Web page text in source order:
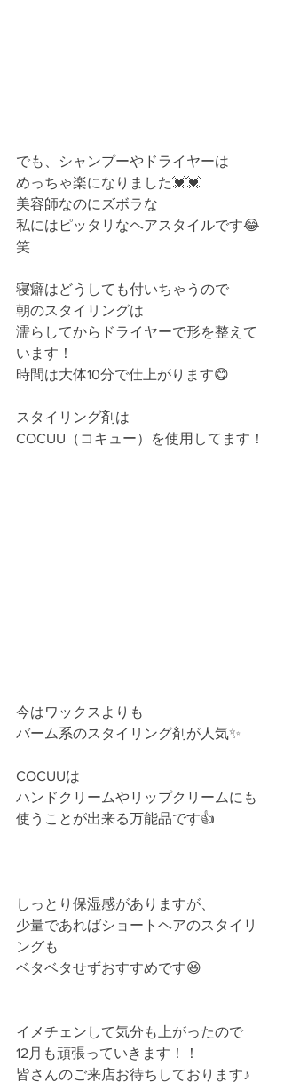
でも、シャンプーやドライヤーは
めっちゃ楽になりました💓💓
美容師なのにズボラな
私にはピッタリなヘアスタイルです😂
笑
寝癖はどうしても付いちゃうので
朝のスタイリングは
濡らしてからドライヤーで形を整えて
います！
時間は大体10分で仕上がります😋
スタイリング剤は
COCUU（コキュー）を使用してます！
今はワックスよりも
バーム系のスタイリング剤が人気✨
COCUUは
ハンドクリームやリップクリームにも
使うことが出来る万能品です👍
しっとり保湿感がありますが、
少量であればショートヘアのスタイリ
ングも
ベタベタせずおすすめです😆
イメチェンして気分も上がったので
12月も頑張っていきます！！
皆さんのご来店お待ちしております♪